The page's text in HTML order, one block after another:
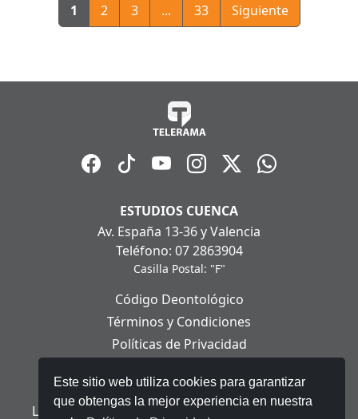
Este sitio web utiliza cookies para garantizar
que obtengas la mejor experiencia en nuestra
1 2 3 ... 33 Siguiente
ESTUDIOS CUENCA
Av. España 13-36 y Valencia
Teléfono: 07 2863904
Casilla Postal: "F"
Código Deontológico
Términos y Condiciones
Políticas de Privacidad
Aviso Legal
Ley Orgánica de Protección de Datos Personales